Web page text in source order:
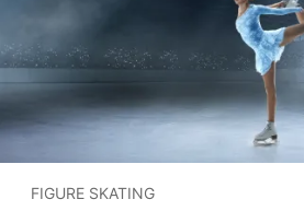
FIGURE SKATING